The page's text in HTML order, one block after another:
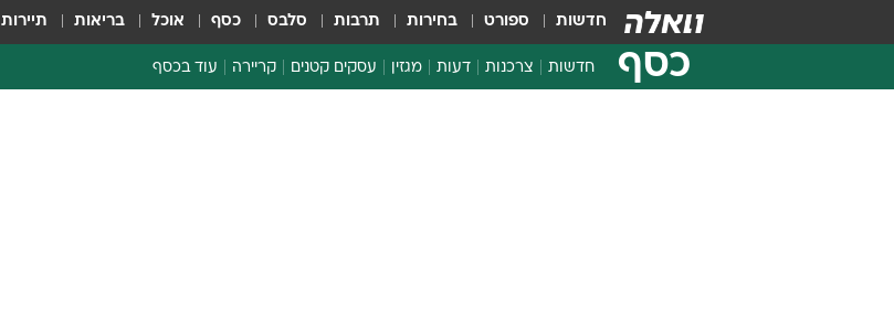
חדשות ספורט בחירות תרבות סלבס כסף אוכל בריאות תיירות
כסף חדשות צרכנות דעות מגזין עסקים קטנים קריירה עוד בכסף